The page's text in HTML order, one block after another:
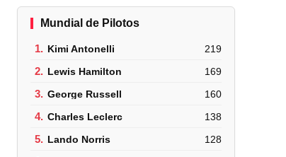
Mundial de Pilotos
1. Kimi Antonelli 219
2. Lewis Hamilton 169
3. George Russell 160
4. Charles Leclerc 138
5. Lando Norris 128